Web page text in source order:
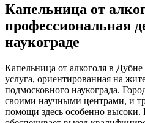
Капельница от
профессиональная
наукограде
Капельница от алкоголя в
услуга, ориентированная на
подмосковного наукограда.
своими научными центрами, и
помощи здесь особенно